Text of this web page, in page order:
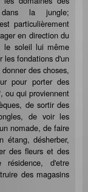
la jungle;
particulièrement
en direction du
le soleil lui même
les fondations d'un
des choses,
pour porter des
ou qui proviennent
de sortir des
de voir les
nomade, de faire
étang, désherber,
des fleurs et des
résidence, d'etre
des magasins